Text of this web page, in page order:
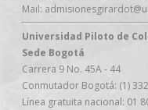
Mail:
Universidad Piloto de
Sede Bogotá
Carrera 9 No. 45A - 44
Conmutador Bogotá: (1)
Línea gratuita nacional: 01